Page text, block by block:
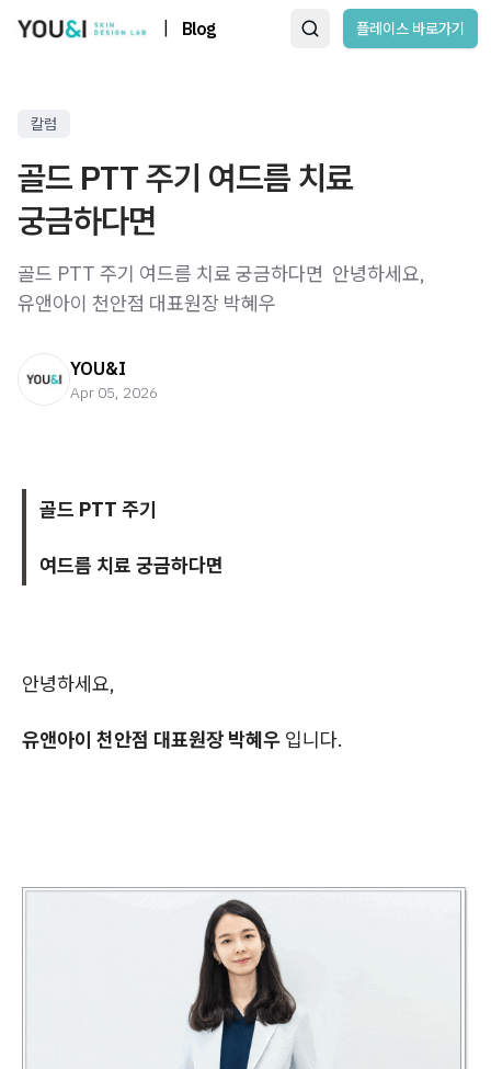
Blog 플레이스 바로가기
칼럼
골드 PTT 주기 여드름 치료
궁금하다면
골드 PTT 주기 여드름 치료 궁금하다면 ​ 안녕하세요,
유앤아이 천안점 대표원장 박혜우
YOU&I
Apr 05, 2026
골드 PTT 주기
여드름 치료 궁금하다면
안녕하세요,
유앤아이 천안점 대표원장 박혜우 입니다.